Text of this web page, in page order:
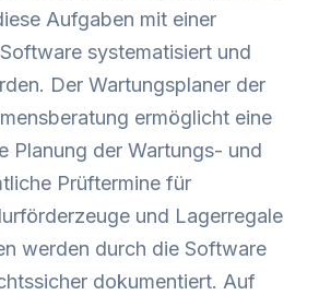
Aufgaben mit einer
systematisiert und
Der Wartungsplaner der
ermöglicht eine
Planung der Wartungs- und
Prüftermine für
und Lagerregale
werden durch die Software
dokumentiert. Auf